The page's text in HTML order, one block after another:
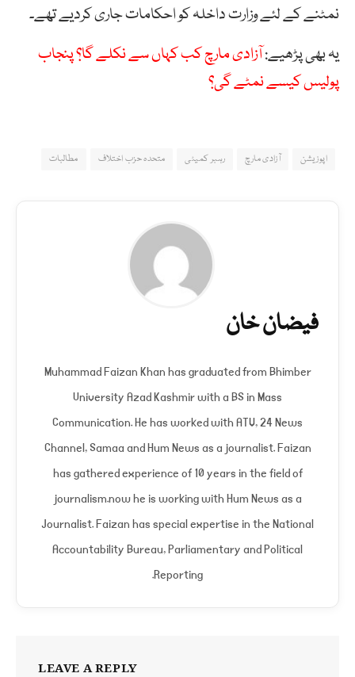
نمٹنے کے لئے وزارت داخلہ کو احکامات جاری کردیے تھے۔
یہ بھی پڑھیے:آزادی مارچ کب کہاں سے نکلے گا؟ پنجاب
پولیس کیسے نمٹے گی؟
اپوزیشن آزادی مارچ رہبر کمیٹی متحدہ حزب اختلاف مطالبات
فیضان خان
Muhammad Faizan Khan has graduated from Bhimber
University Azad Kashmir with a BS in Mass
Communication. He has worked with ATV, 24 News
Channel, Samaa and Hum News as a journalist. Faizan
has gathered experience of 10 years in the field of
journalism.now he is working with Hum News as a
Journalist. Faizan has special expertise in the National
Accountability Bureau, Parliamentary and Political
Reporting.
LEAVE A REPLY